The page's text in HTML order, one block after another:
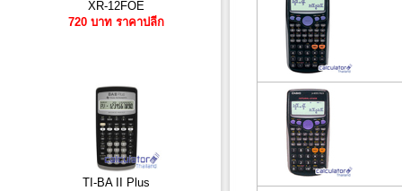
XR-12FOE
720 บาท ราคาปลีก
TI-BA II Plus